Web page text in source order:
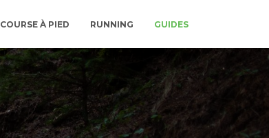
COURSE À PIED RUNNING GUIDES